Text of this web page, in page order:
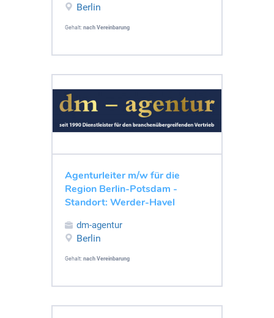
Berlin
Gehalt: nach Vereinbarung
Agenturleiter m/w für die
Region Berlin-Potsdam -
Standort: Werder-Havel
dm-agentur
Berlin
Gehalt: nach Vereinbarung